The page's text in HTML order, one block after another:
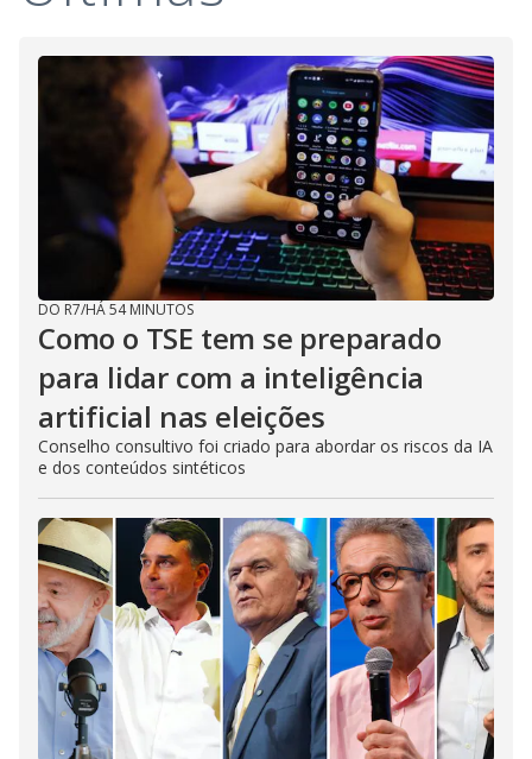
DO R7/HÁ 54 MINUTOS
Como o TSE tem se preparado
para lidar com a inteligência
artificial nas eleições
Conselho consultivo foi criado para abordar os riscos da IA
e dos conteúdos sintéticos